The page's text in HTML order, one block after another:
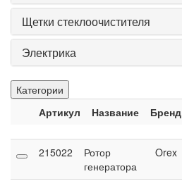
Щетки стеклоочистителя
Электрика
Категории
Артикул
Название Бренд
215022
Ротор
генератора
Orex